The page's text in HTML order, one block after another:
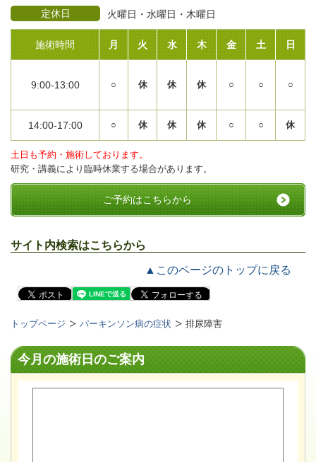
定休日 火曜日・水曜日・木曜日
施術時間 月 火 水 木 金 土 日
9:00-13:00 ○ 休 休 休 ○ ○ ○
14:00-17:00 ○ 休 休 休 ○ ○ 休
土日も予約・施術しております。
研究・講義により臨時休業する場合があります。
ご予約はこちらから
サイト内検索はこちらから
▲このページのトップに戻る
トップページ パーキンソン病の症状 排尿障害
今月の施術日のご案内